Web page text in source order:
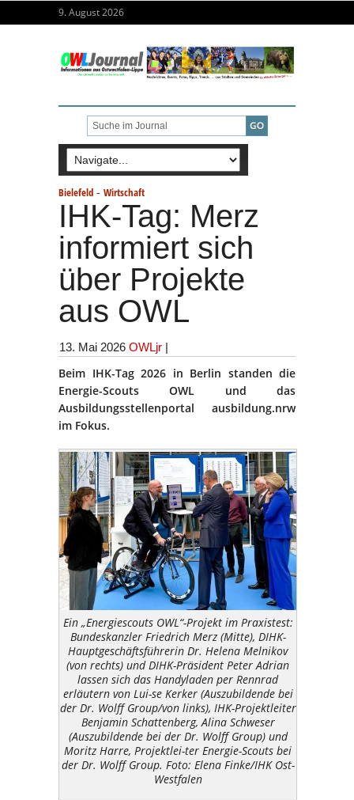
9. August 2026
Bielefeld - Wirtschaft
IHK-Tag: Merz
informiert sich
über Projekte
aus OWL
13. Mai 2026 OWLjr |
Beim IHK-Tag 2026 in Berlin standen die
Energie-Scouts OWL und das
Ausbildungsstellenportal ausbildung.nrw
im Fokus.
Ein „Energiescouts OWL“-Projekt im Praxistest:
Bundeskanzler Friedrich Merz (Mitte), DIHK-
Hauptgeschäftsführerin Dr. Helena Melnikov
(von rechts) und DIHK-Präsident Peter Adrian
lassen sich das Handyladen per Rennrad
erläutern von Lui-se Kerker (Auszubildende bei
der Dr. Wolff Group/von links), IHK-Projektleiter
Benjamin Schattenberg, Alina Schweser
(Auszubildende bei der Dr. Wolff Group) und
Moritz Harre, Projektlei-ter Energie-Scouts bei
der Dr. Wolff Group. Foto: Elena Finke/IHK Ost-
Westfalen